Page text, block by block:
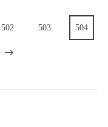
502 503 504